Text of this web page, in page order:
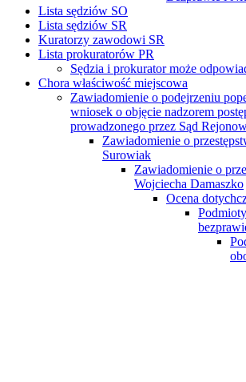
Lista sędziów SO
Lista sędziów SR
Kuratorzy zawodowi SR
Lista prokuratorów PR
Sędzia i prokurator może
Chora właściwość miejscowa
Zawiadomienie o podejrzeniu
wniosek o objęcie nadzorem
prowadzonego przez Sąd
Zawiadomienie o
Surowiak
Zawiadomienie o
Wojciecha Damaszko
Ocena